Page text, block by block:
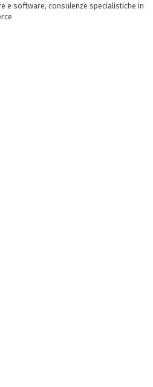
e software, consulenze specialistiche in